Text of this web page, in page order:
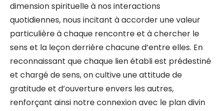
dimension spirituelle à nos interactions
quotidiennes, nous incitant à accorder une valeur
particulière à chaque rencontre et à chercher le
sens et la leçon derrière chacune d’entre elles. En
reconnaissant que chaque lien établi est prédestiné
et chargé de sens, on cultive une attitude de
gratitude et d’ouverture envers les autres,
renforçant ainsi notre connexion avec le plan divin